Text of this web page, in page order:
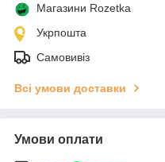
Магазини Rozetka
Укрпошта
Самовивіз
Всі умови доставки
Умови оплати